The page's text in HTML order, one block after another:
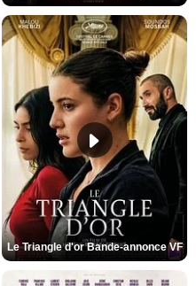
Le Triangle d'or Bande-annonce VF